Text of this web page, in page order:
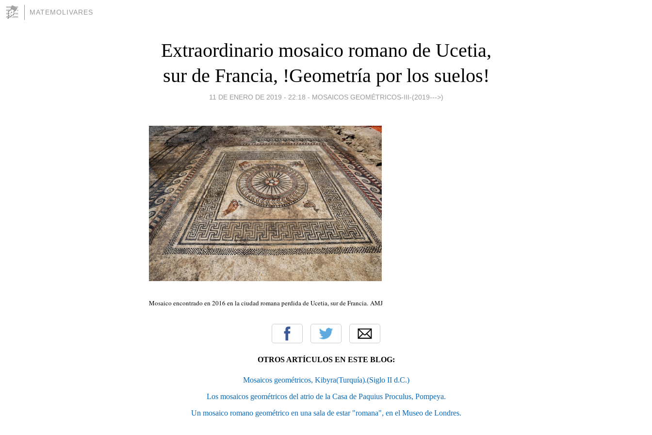
MATEMOLIVARES
Extraordinario mosaico romano de Ucetia,
sur de Francia, !Geometría por los suelos!
11 DE ENERO DE 2019 - 22:18 - MOSAICOS GEOMÉTRICOS-III-(2019--->)
Mosaico encontrado en 2016 en la ciudad romana perdida de Ucetia, sur de Francia. AMJ
OTROS ARTÍCULOS EN ESTE BLOG:
Mosaicos geométricos, Kibyra(Turquía).(Siglo II d.C.)
Los mosaicos geométricos del atrio de la Casa de Paquius Proculus, Pompeya.
Un mosaico romano geométrico en una sala de estar "romana", en el Museo de Londres.